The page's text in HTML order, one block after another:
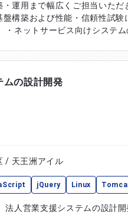
・運用まで幅広くご担当いた
盤構築および性能・信頼性試験
・ネットサービス向けシステ
ムの設計開発
/ 天王洲アイル
jQuery Linux
法人営業支援システムの設計